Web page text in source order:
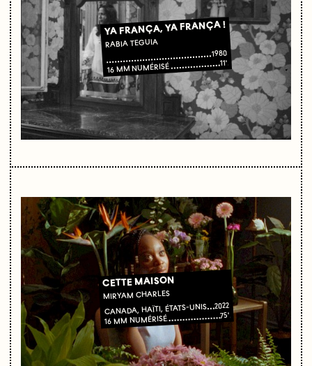
YA FRANÇA, YA FRANÇA !
RABIA TEGUIA
1980
16 MM NUMÉRISÉ 11'
CETTE MAISON
MIRYAM CHARLES
CANADA, HAÏTI, ÉTATS-UNIS 2022
16 MM NUMÉRISÉ 75'